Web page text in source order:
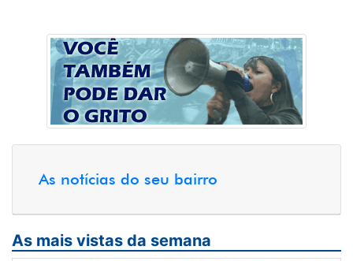
As notícias do seu bairro
As mais vistas da semana